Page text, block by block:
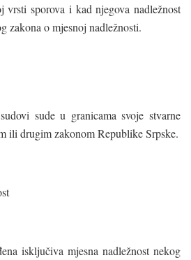
vrsti sporova i kad njegova nadležnost
zakona o mjesnoj nadležnosti.
sude u granicama svoje stvarne
ili drugim zakonom Republike Srpske.
isključiva mjesna nadležnost nekog